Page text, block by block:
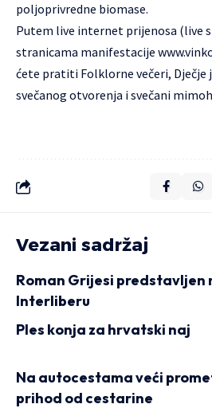
poljoprivredne biomase.
Putem live internet prijenosa (live
stranicama manifestacije
ćete pratiti Folklorne večeri, Dječje
svečanog otvorenja i svečani
Vezani sadržaj
Roman Grijesi predstavljen
Interliberu
Ples konja za hrvatski naj
Na autocestama veći
prihod od cestarine